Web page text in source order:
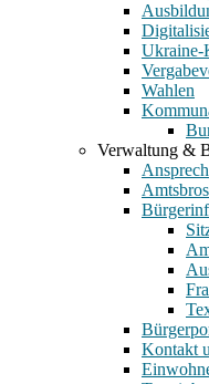
Ukraine-
Wahlen
Verwaltung &
Kontakt